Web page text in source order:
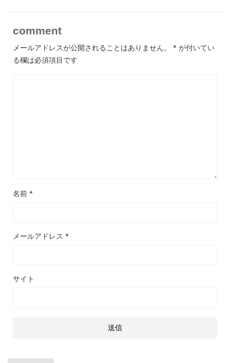
comment
メールアドレスが公開されることはありません。 * が付いてい
る欄は必須項目です
名前 *
メールアドレス *
サイト